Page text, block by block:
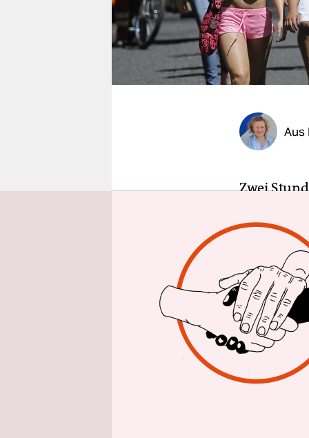
fragen & hilfe
unterstützen
Aus
Zwei
über
junge
Kelly
Anfang:
mich an.
mehr als
Es sind
auf die
Gewalt in
ihnen